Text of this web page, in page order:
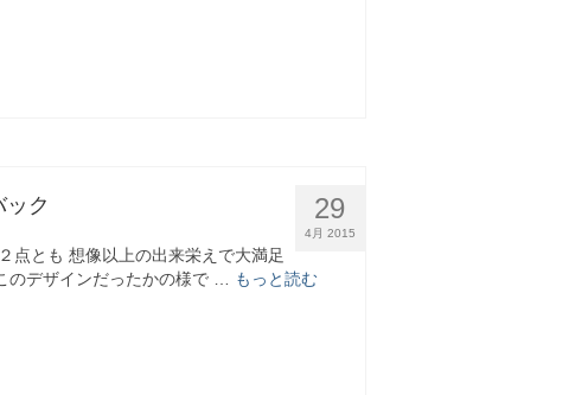
29
4月 2015
ク
点とも 想像以上の出来栄えで大満足
のデザインだったかの様で …
もっと読む